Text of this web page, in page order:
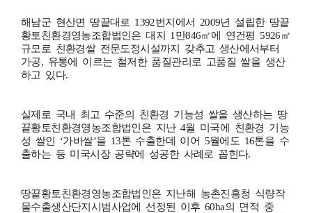
해남군 현산면 땅끝대로 1392번지에서 2009년 설립한 땅끝
황토친환경영농조합법인은 대지 1만846㎡에 연건평 5926㎡
규모로 친환경쌀 전문도정시설까지 갖추고 생산에서부터
가공, 유통에 이르는 철저한 품질관리로 고품질 쌀을 생산
하고 있다.
실제로 국내 최고 수준의 친환경 기능성 쌀을 생산하는 땅
끝황토친환경영농조합법인은 지난 4월 미국에 친환경 기능
성 쌀인 ‘가바쌀’을 13톤 수출한데 이어 5월에도 16톤을 수
출하는 등 미국시장 공략에 성공한 사례로 꼽힌다.
땅끝황토친환경영농조합법인은 지난해 농촌진흥청 식량작
물수출생산단지시범사업에 선정된 이후 60ha의 면적 중